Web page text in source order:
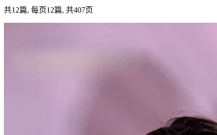
共12篇, 每页12篇, 共407页